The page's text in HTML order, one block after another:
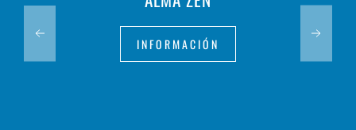
INFORMACIÓN